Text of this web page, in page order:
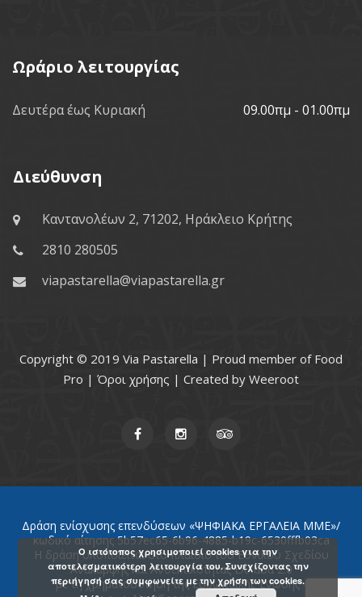
Ωράριο λειτουργίας
Δευτέρα έως Κυριακή 09.00πμ - 01.00πμ
Διεύθυνση
Καντανολέων 2, 71202, Ηράκλειο Κρήτης
2810 280505
viapastarella@viapastarella.gr
Copyright © 2019 Via Pastarella | Proud member of Food
Pro | Όροι χρήσης | Created by Weeroot
Δράση ενίσχυσης επενδύσεων «ΨΗΦΙΑΚΑ ΕΡΓΑΛΕΙΑ ΜΜΕ»/
κωδικό αίτησης 5b57ec65-6b96-4885-b19c-6530fffb03ca
Η δράση υλοποιείται στο πλαίσιο του Εθνικού Σχεδίου
Ανάκαμψης και Ανθεκτικότητας Ελλάδα 2.0
με τη χρηματοδότηση της Ευρωπαϊκής Ένωσης -
Ο ιστότοπος χρησιμοποιεί cookies για την
αποτελεσματικότερη λειτουργία του. Συνεχίζοντας την
περιήγησή σας συμφωνείτε με την χρήση των cookies.